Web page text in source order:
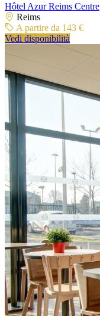
Hôtel Azur Reims Centre
Reims
A partire da 143 €
Vedi disponibilità